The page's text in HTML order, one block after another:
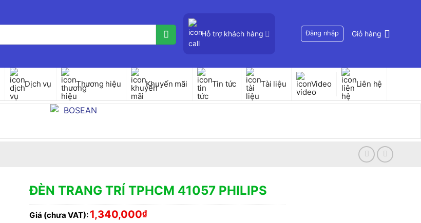
Hỗ trợ khách hàng Đăng nhập Giỏ hàng
Dịch vụ Thương hiệu Khuyến mãi Tin tức Tài liệu Video Liên hệ
ĐÈN TRANG TRÍ TPHCM 41057 PHILIPS
Giá (chưa VAT): 1,340,000₫